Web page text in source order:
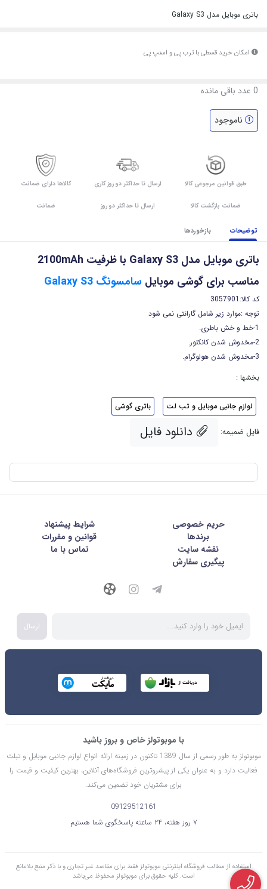
باتری موبایل مدل Galaxy S3
امکان خرید قسطی با ترب پی و اسنپ پی
0 عدد باقی مانده
ناموجود
طبق قوانین مرجوعی کالا
ضمانت بازگشت کالا
ارسال تا حداکثر دو روز کاری
ارسال تا حداکثر دو روز
کالاها دارای ضمانت
ضمانت
توضیحات بازخوردها
باتری موبایل مدل Galaxy S3 با ظرفیت 2100mAh
مناسب برای گوشی موبایل سامسونگ Galaxy S3
کد کالا:3057901
توجه :موارد زیر شامل گارانتی نمی شود
1-خط و خش باطری
.
2-مخدوش شدن کانکتور
.
3-مخدوش شدن هولوگرام.
بخشها :
لوازم جانبی موبایل و تب لت باتری گوشی
فایل ضمیمه: دانلود فایل
حریم خصوصی
شرايط پيشنهاد
برندها
قوانین و مقررات
نقشه سایت
تماس با ما
پیگیری سفارش
ارسال
با موبوتولز خاص و بروز باشید
موبوتولز به طور رسمی از سال 1389 تاکنون در زمینه ارائه انواع لوازم جانبی موبایل و تبلت
فعالیت دارد و به عنوان یکی از پیشروترین فروشگاه‌های آنلاین، بهترین کیفیت و قیمت را
برای مشتریان خود تضمین می‌کند.
09129512161
۷ روز هفته، ۲۴ ساعته پاسخگوی شما هستیم
استفاده از مطالب فروشگاه اینترنتی موبوتولز فقط برای مقاصد غیر تجاری و با ذکر منبع بلامانع
است. کليه حقوق برای موبوتولز محفوظ می‌باشد